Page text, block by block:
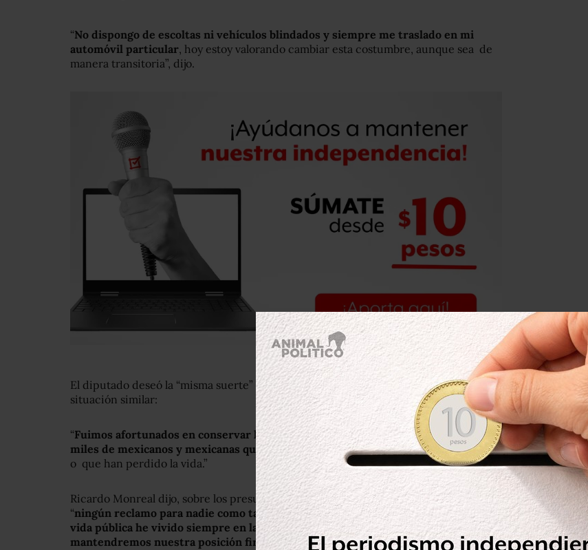
“No dispongo de escoltas ni vehículos blindados y siempre me traslado en mi
automóvil particular, hoy estoy valorando cambiar esta costumbre, aunque sea de
manera transitoria”, dijo.
El diputado deseó la “misma suerte” a miles de mexicanos que se encuentran en un
situación similar:
“Fuimos afortunados en conservar la vida y deseo la misma suerte y trato para
miles de mexicanos y mexicanas que se encuentran en situación similarde riesgo
o que han perdido la vida.”
Ricardo Monreal dijo, sobre los presuntos agresores o autores intelectuales, no tener
“ningún reclamo para nadie como tampoco deseo daño a persona alguna, en mi
vida pública he vivido siempre en la adversidad y hoy no es la excepción,
mantendremos nuestra posición firme y dign a.”